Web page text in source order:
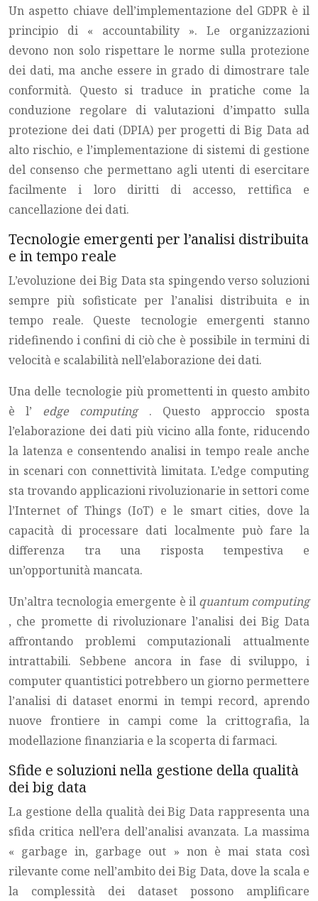
Un aspetto chiave dell’implementazione del GDPR è il
principio di « accountability ». Le organizzazioni
devono non solo rispettare le norme sulla protezione
dei dati, ma anche essere in grado di dimostrare tale
conformità. Questo si traduce in pratiche come la
conduzione regolare di valutazioni d’impatto sulla
protezione dei dati (DPIA) per progetti di Big Data ad
alto rischio, e l’implementazione di sistemi di gestione
del consenso che permettano agli utenti di esercitare
facilmente i loro diritti di accesso, rettifica e
cancellazione dei dati.
Tecnologie emergenti per l’analisi distribuita
e in tempo reale
L’evoluzione dei Big Data sta spingendo verso soluzioni
sempre più sofisticate per l’analisi distribuita e in
tempo reale. Queste tecnologie emergenti stanno
ridefinendo i confini di ciò che è possibile in termini di
velocità e scalabilità nell’elaborazione dei dati.
Una delle tecnologie più promettenti in questo ambito
è l’ edge computing . Questo approccio sposta
l’elaborazione dei dati più vicino alla fonte, riducendo
la latenza e consentendo analisi in tempo reale anche
in scenari con connettività limitata. L’edge computing
sta trovando applicazioni rivoluzionarie in settori come
l’Internet of Things (IoT) e le smart cities, dove la
capacità di processare dati localmente può fare la
differenza tra una risposta tempestiva e
un’opportunità mancata.
Un’altra tecnologia emergente è il quantum computing
, che promette di rivoluzionare l’analisi dei Big Data
affrontando problemi computazionali attualmente
intrattabili. Sebbene ancora in fase di sviluppo, i
computer quantistici potrebbero un giorno permettere
l’analisi di dataset enormi in tempi record, aprendo
nuove frontiere in campi come la crittografia, la
modellazione finanziaria e la scoperta di farmaci.
Sfide e soluzioni nella gestione della qualità
dei big data
La gestione della qualità dei Big Data rappresenta una
sfida critica nell’era dell’analisi avanzata. La massima
« garbage in, garbage out » non è mai stata così
rilevante come nell’ambito dei Big Data, dove la scala e
la complessità dei dataset possono amplificare